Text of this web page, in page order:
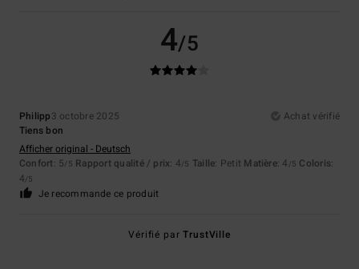
4/5
Philipp3 octobre 2025
Achat vérifié
Tiens bon
Afficher original - Deutsch
Confort: 5/5 Rapport qualité / prix: 4/5 Taille: Petit Matière: 4 /5 Coloris:
4/5
Je recommande ce produit
Vérifié parTrustVille